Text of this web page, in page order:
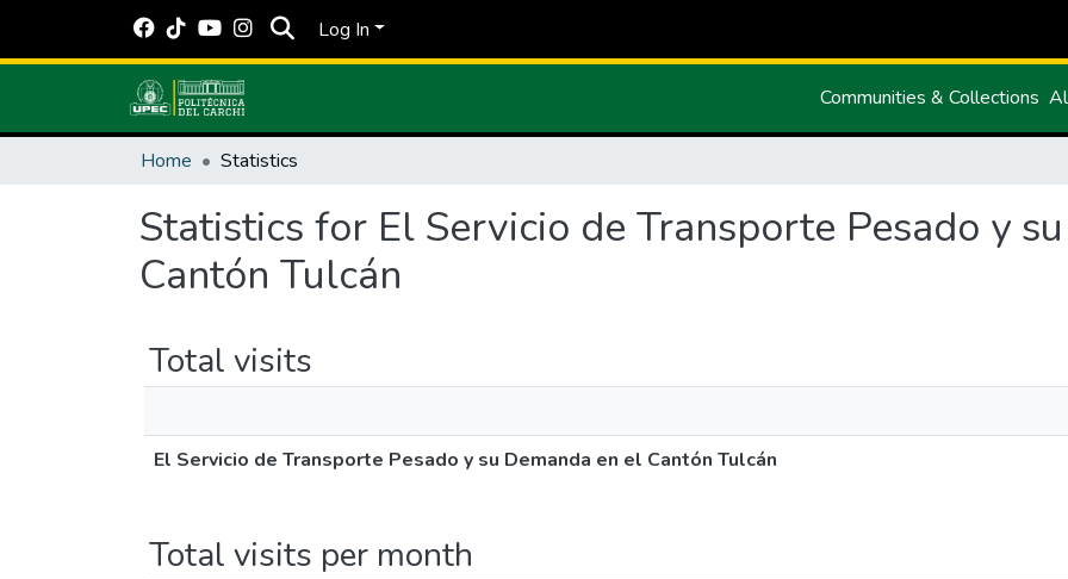
Log In
Communities & Collections
Home Statistics
Statistics for El Servicio de Transporte Pesado y
Cantón Tulcán
Total visits
El Servicio de Transporte Pesado y su Demanda en el Cantón Tulcán
Total visits per month